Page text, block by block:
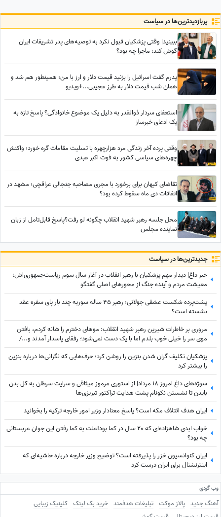
پربازدید‌ترین‌ها در سیاست
ببینید| وقتی پزشکیان قبول نکرد به توصیه‌های پدر تشریفات ایران
گوش کند؛ ماجرا چه بود؟
پدرم گفت اسرائیل را بزنید قیمت دلار و ارز با من؛ همینطور هم شد و
همان شب قیمت دلار به طرز عجیبی...+ویدیو
استعفای سردار ذوالقدر به دلیل یک موضوع خانوادگی؟ پاسخ تازه به
یک ادعای خبرساز
وقتی پرده آخر زندگی مرد هزارچهره با تسلیت مقامات گره خورد؛ واکنش
چهره‌های سیاسی کشور به فوت اکبر عبدی
تقاضای کیهان برای برخورد با مجری مصاحبه جنجالی عراقچی؛ مشهد در
اتفاقات دی ماه سقوط کرده بود؟
محل جلسه رهبر شهید انقلاب چگونه لو رفت؟پاسخ قابل‌تامل از زبان
نماینده مجلس
جدید‌ترین‌ها در سیاست
خبر داغ| دیدار مهم پزشکیان با رهبر انقلاب در آغاز سال سوم ریاست‌جمهوری‌اش؛
معیشت مردم و آینده جنگ از محورهای اصلی گفتگو
پشت‌پرده شکست عشقی جولانی؛ رهبر 45 ساله سوریه چند بار پای سفره عقد
نشسته است؟
مروری بر خاطرات شیرین رهبر شهید انقلاب: موهای دخترم را شانه کردم، بافتن
موی سر را خیلی خوب بلدم اما با یک دست نمی‌شود؛ رفقای پاسدار آمدند و.../
روایتی از پدرانگیِ دلنشین آقای شهید
پزشکیان تکلیف گران شدن بنزین را روشن کرد؛ حرف‌هایی که نگرانی‌ها درباره بنزین
را بیشتر کرد
سوژه‌های داغ امروز 18 مرداد| از استوری مرموز میثاقی و سرایت سرطان به کل بدن
بایدن تا نشستن نکونام پشت هدایت تراکتور تبریزی‌ها
ایران هدف ائتلاف مکه است؟ پاسخ معنادار وزیر امور خارجه ترکیه را بخوانید
خواب ابدی شاهزاده‌ای که 20 سال در کما بود!علت به کما رفتن این جوان عربستانی
چه بود؟
ایران کنوانسیون خزر را پذیرفته است؟ توضیح وزیر خارجه درباره حاشیه‌ای که
اینترنشنال برای ایران درست کرد
وب گردی
آهنگ جدید پالاز موکت تبلیغات هدفمند خرید بک لینک کلینیک زیبایی